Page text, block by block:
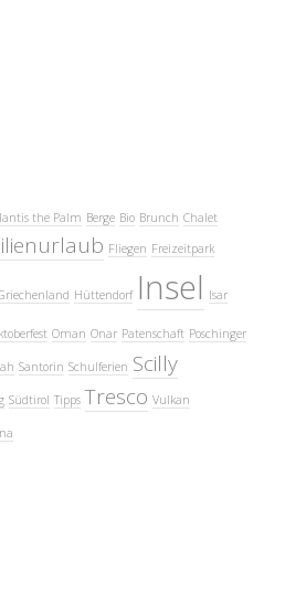
the Palm Berge Bio Brunch Chalet
Fliegen Freizeitpark
Hüttendorf Insel Isar
Oman Onar Patenschaft Poschinger
Santorin Schulferien Scilly
Südtirol Tipps Tresco Vulkan